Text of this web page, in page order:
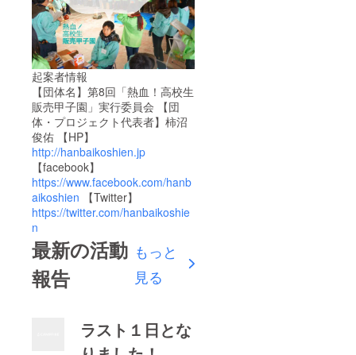
起案者情報
【団体名】第8回「熱血！高校生
販売甲子園」実行委員会 【団
体・プロジェクト代表者】柿沼
俊佑 【HP】
http://hanbaikoshien.jp
【facebook】
https://www.facebook.com/hanb
aikoshien 【Twitter】
https://twitter.com/hanbaikoshie
n
最新の活動
報告
もっと
見る
ラスト１日とな